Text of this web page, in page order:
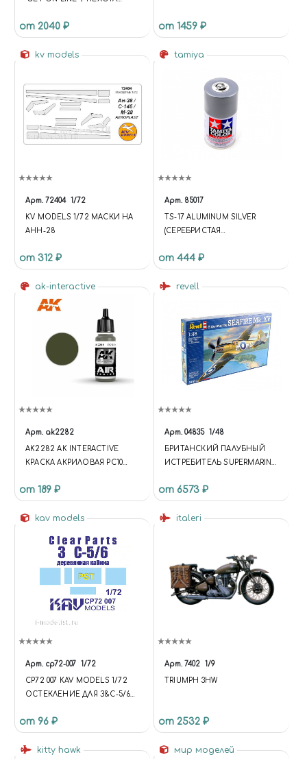
НА СВЯЗЬ"
от 2040 ₽ от 1459 ₽
kv models
Арт. 72404 1/72
KV MODELS 1/72 МАСКИ НА
АНН-28
от 312 ₽
tamiya
Арт. 85017
TS-17 ALUMINUM SILVER
(СЕРЕБРИСТАЯ
СПРЕЙ 100 МЛ.
от 444 ₽
ak-interactive
Арт. ak2282
AK2282 AK INTERACTIVE
КРАСКА АКРИЛОВАЯ PC10
от 189 ₽
revell
Арт. 04835 1/48
БРИТАНСКИЙ ПАЛУБНЫЙ
ИСТРЕБИТЕЛЬ SUPERMARINE
от 6573 ₽
kav models
Арт. cp72-007 1/72
CP72 007 KAV MODELS 1/72
ОСТЕКЛЕНИЕ ДЛЯ З&C-5/6
от 96 ₽
italeri
Арт. 7402 1/9
TRIUMPH 3HW
от 2532 ₽
kitty hawk мир моделей